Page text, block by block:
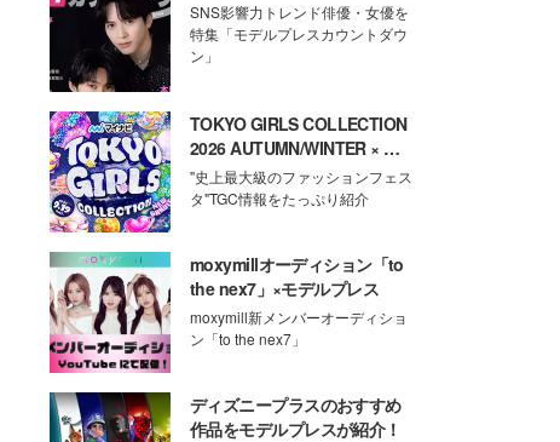
SNS影響力トレンド俳優・女優を
特集「モデルプレスカウントダウ
ン」
TOKYO GIRLS COLLECTION
2026 AUTUMN/WINTER × モ
デルプレス
"史上最大級のファッションフェス
タ"TGC情報をたっぷり紹介
moxymillオーディション「to
the nex7」×モデルプレス
moxymill新メンバーオーディショ
ン「to the nex7」
ディズニープラスのおすすめ
作品をモデルプレスが紹介！